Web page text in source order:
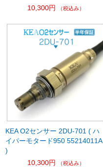
10,300円
（税込み）
KEA O2センサー 2DU-701 ( ハ
イパーモタード950 55214011A
)
10,300円
（税込み）